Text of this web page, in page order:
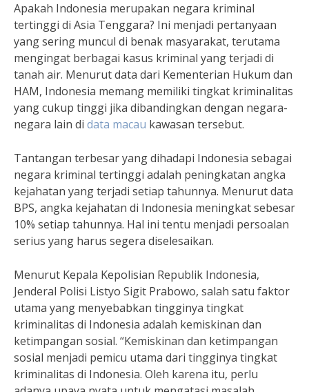
Apakah Indonesia merupakan negara kriminal
tertinggi di Asia Tenggara? Ini menjadi pertanyaan
yang sering muncul di benak masyarakat, terutama
mengingat berbagai kasus kriminal yang terjadi di
tanah air. Menurut data dari Kementerian Hukum dan
HAM, Indonesia memang memiliki tingkat kriminalitas
yang cukup tinggi jika dibandingkan dengan negara-
negara lain di data macau kawasan tersebut.
Tantangan terbesar yang dihadapi Indonesia sebagai
negara kriminal tertinggi adalah peningkatan angka
kejahatan yang terjadi setiap tahunnya. Menurut data
BPS, angka kejahatan di Indonesia meningkat sebesar
10% setiap tahunnya. Hal ini tentu menjadi persoalan
serius yang harus segera diselesaikan.
Menurut Kepala Kepolisian Republik Indonesia,
Jenderal Polisi Listyo Sigit Prabowo, salah satu faktor
utama yang menyebabkan tingginya tingkat
kriminalitas di Indonesia adalah kemiskinan dan
ketimpangan sosial. “Kemiskinan dan ketimpangan
sosial menjadi pemicu utama dari tingginya tingkat
kriminalitas di Indonesia. Oleh karena itu, perlu